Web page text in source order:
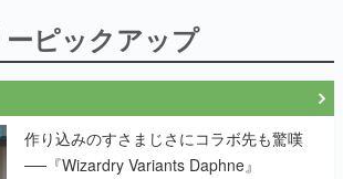
ピックアップ
作り込みのすさまじさにコラボ先も驚嘆
──『Wizardry Variants Daphne』